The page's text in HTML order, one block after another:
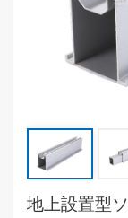
地上設置型